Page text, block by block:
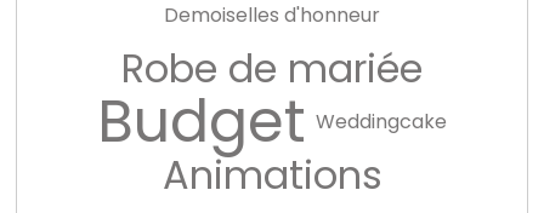
Demoiselles d'honneur
Robe de mariée
Budget Weddingcake
Animations